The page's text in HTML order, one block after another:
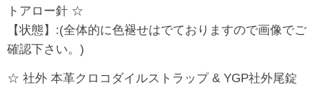
トアロー針 ☆
【状態】:(全体的に色褪せはでておりますので画像でご
確認下さい。)
☆ 社外 本革クロコダイルストラップ & YGP社外尾錠